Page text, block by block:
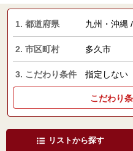
1. 都道府県 九州・沖縄
2. 市区町村 多久市
3. こだわり条件 指定しない
こだわり
リストから探す